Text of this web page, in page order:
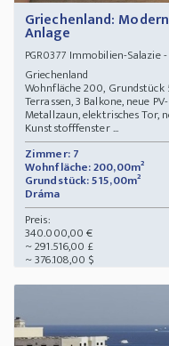
Griechenland:
Anlage
PGR0377 Immobilien-Salazie
Griechenland
Wohnfläche 200, Grundstück
Terrassen, 3 Balkone, neue
Metallzaun, elektrisches Tor,
Kunststofffenster ...
Zimmer: 7
Wohnfläche: 200,00m²
Grundstück: 515,00m²
Dráma
Preis:
340.000,00 €
~ 291.516,00 £
~ 376.108,00 $